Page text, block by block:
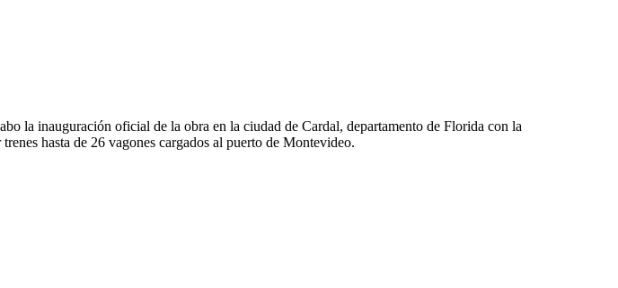
la inauguración oficial de la obra en la ciudad de Cardal, departamento de Florida con la
hasta de 26 vagones cargados al puerto de Montevideo.